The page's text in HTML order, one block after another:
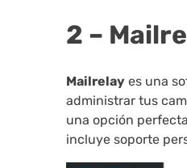
2 –
Mailrelay es una
administrar tus
una opción
incluye soporte